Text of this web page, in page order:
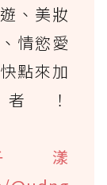
、美妝
情慾愛
點來加
！
漾